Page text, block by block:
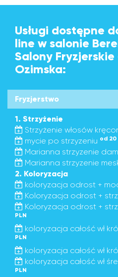
Usługi dostępne
line w salonie
Salony
Ozimska:
Fryzjerstwo
1. Strzyżenie
Strzyżenie włosów
mycie po strzyzeniu od 20
Marianna strzyzenie
Marianna strzyzenie
2. Koloryzacja
koloryzacja odrost +
Koloryzacja odrost +
Koloryzacja odrost +
PLN
koloryzacja całość wł
PLN
koloryzacja całość wł
koloryzacja całość wł
PLN